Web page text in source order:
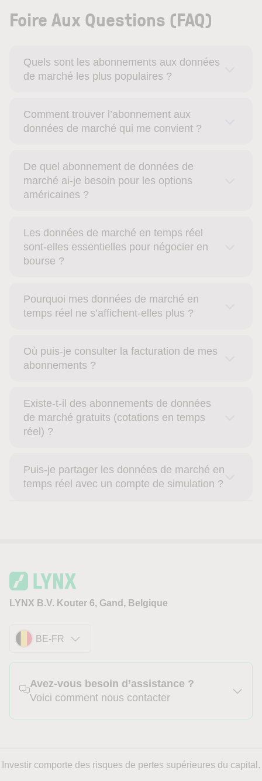
Foire Aux Questions (FAQ)
Quels sont les abonnements aux données
de marché les plus populaires ?
Comment trouver l’abonnement aux
données de marché qui me convient ?
De quel abonnement de données de
marché ai-je besoin pour les options
américaines ?
Les données de marché en temps réel
sont-elles essentielles pour négocier en
bourse ?
Pourquoi mes données de marché en
temps réel ne s’affichent-elles plus ?
Où puis-je consulter la facturation de mes
abonnements ?
Existe-t-il des abonnements de données
de marché gratuits (cotations en temps
réel) ?
Puis-je partager les données de marché en
temps réel avec un compte de simulation ?
LYNX B.V. Kouter 6, Gand, Belgique
BE-FR
Avez-vous besoin d’assistance ?
Voici comment nous contacter
Investir comporte des risques de pertes supérieures du capital.